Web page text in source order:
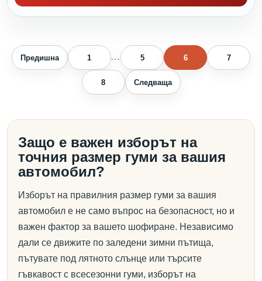
Предишна 1 ... 5 6 7
8 Следваща
Защо е важен изборът на
точния размер гуми за вашия
автомобил?
Изборът на правилния размер гуми за вашия
автомобил е не само въпрос на безопасност, но и
важен фактор за вашето шофиране. Независимо
дали се движите по заледени зимни пътища,
пътувате под лятното слънце или търсите
гъвкавост с всесезонни гуми, изборът на